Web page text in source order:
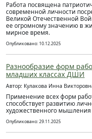
Работа посвящена
современной личности
Великой Отечественной
ее огромному значению в
мирное время.
Опубликовано: 10.12.2025
Разнообразие форм
младших классах ДШИ
Автор: Кулакова Инна
Применение всех форм
способствует развитию
художественного
Опубликовано: 29.11.2025